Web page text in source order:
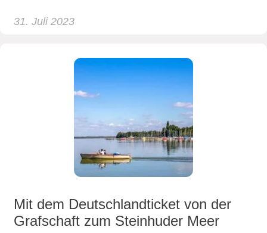
31. Juli 2023
Mit dem Deutschlandticket von der
Grafschaft zum Steinhuder Meer